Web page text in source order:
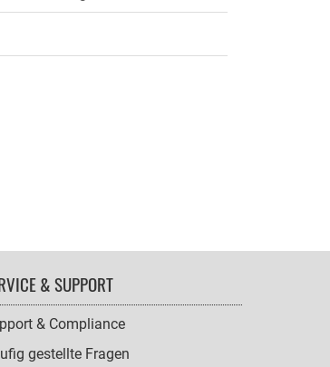
& SUPPORT
& Compliance
gestellte Fragen